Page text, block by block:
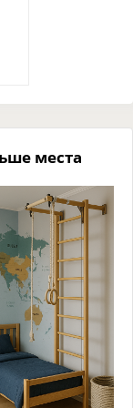
места